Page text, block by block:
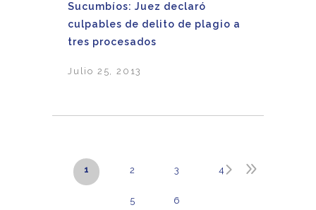
Sucumbíos: Juez declaró
culpables de delito de plagio a
tres procesados
Julio 25, 2013
1 2 3 4
5 6